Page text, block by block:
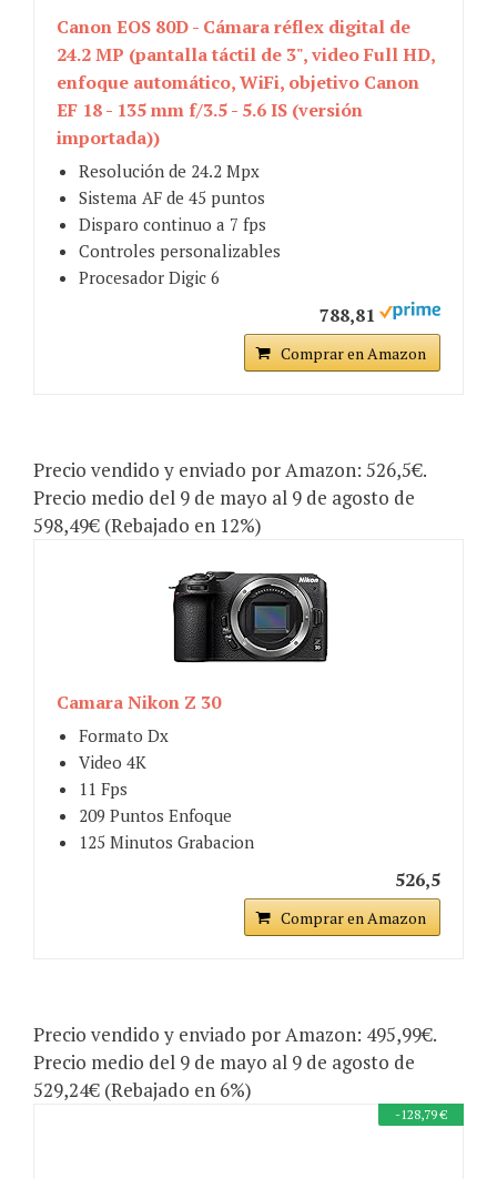
Canon EOS 80D - Cámara réflex digital de
24.2 MP (pantalla táctil de 3", video Full HD,
enfoque automático, WiFi, objetivo Canon
EF 18 - 135 mm f/3.5 - 5.6 IS (versión
importada))
Resolución de 24.2 Mpx
Sistema AF de 45 puntos
Disparo continuo a 7 fps
Controles personalizables
Procesador Digic 6
788,81
Comprar en Amazon
Precio vendido y enviado por Amazon: 526,5€.
Precio medio del 9 de mayo al 9 de agosto de
598,49€ (Rebajado en 12%)
Camara Nikon Z 30
Formato Dx
Video 4K
11 Fps
209 Puntos Enfoque
125 Minutos Grabacion
526,5
Comprar en Amazon
Precio vendido y enviado por Amazon: 495,99€.
Precio medio del 9 de mayo al 9 de agosto de
529,24€ (Rebajado en 6%)
-128,79 €